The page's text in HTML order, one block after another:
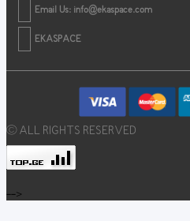
Email Us: info@ekaspace.com
EKASPACE
© ALL RIGHTS RESERVED
-->